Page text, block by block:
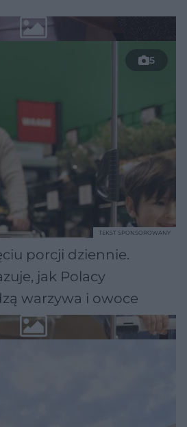
5
porcji dziennie.
jak Polacy
warzywa i owoce
TEKST SPONSOROWANY